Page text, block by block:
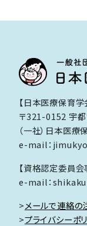
ゲ
ー
シ
ョ
ン
【日本医療保育学
〒321-0152 宇
（一社）日本医
e-mail：
【資格認定委員会
e-mail：
>メールで連絡の
>プライバシーポ